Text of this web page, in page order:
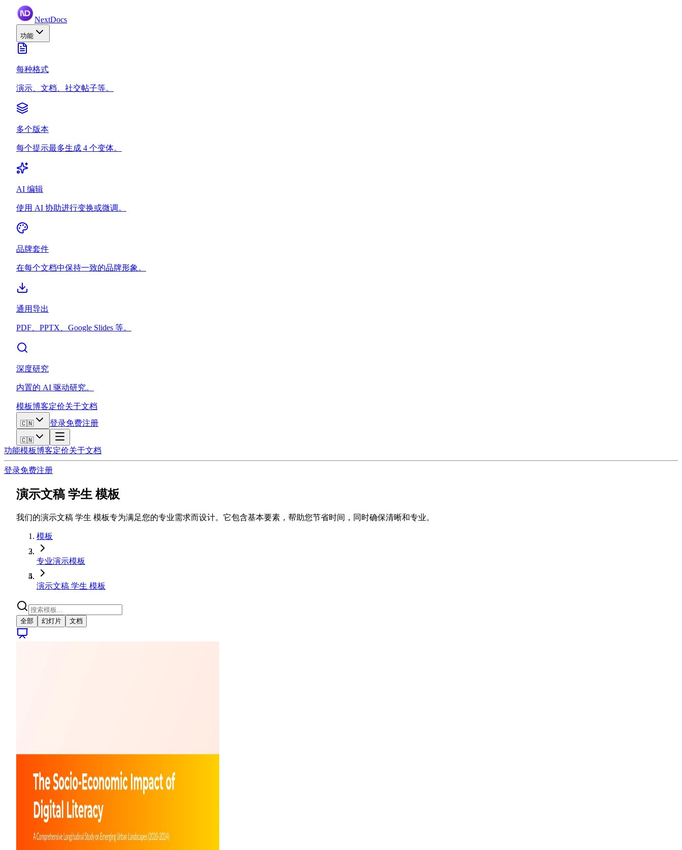
NextDocs
功能
每种格式
演示、文档、社交帖子等。
多个版本
每个提示最多生成 4 个变体。
AI 编辑
使用 AI 协助进行变换或微调。
品牌套件
在每个文档中保持一致的品牌形象。
通用导出
PDF、PPTX、Google Slides 等。
深度研究
内置的 AI 驱动研究。
模板博客定价关于文档
🇨🇳 登录免费注册
🇨🇳
功能模板博客定价关于文档
登录免费注册
演示文稿 学生 模板
我们的演示文稿 学生 模板专为满足您的专业需求而设计。它包含基本要素，帮助您节省时间，同时确保清晰和专业。
模板
专业演示模板
演示文稿 学生 模板
全部 幻灯片 文档